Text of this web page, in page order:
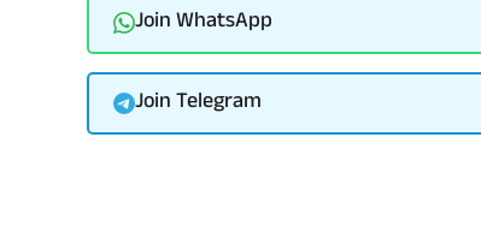
Join WhatsApp
Join Telegram